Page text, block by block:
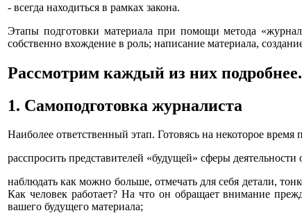
- всегда находиться в рамках закона.
Этапы подготовки материала при помощи метода
собственно вхождение в роль; написание материала,
Рассмотрим каждый из них подробнее.
1. Самоподготовка журналиста
Наиболее ответственный этап. Готовясь на некоторое
расспросить представителей «будущей» сферы
наблюдать как можно больше, отмечать для себя детали,
Как человек работает? На что он обращает внимание
вашего будущего материала;